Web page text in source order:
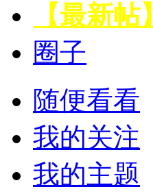
【最新帖】
圈子
随便看看
我的关注
我的主题